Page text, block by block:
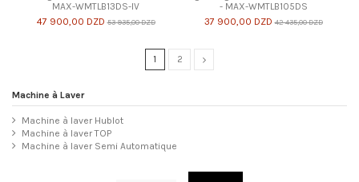
MAX-WMTLB13DS-IV
47 900,00 DZD 53 935,00 DZD
- MAX-WMTLB105DS
37 900,00 DZD 42 435,00 DZD
1 2
Machine à Laver
Machine à laver Hublot
Machine à laver TOP
Machine à laver Semi Automatique